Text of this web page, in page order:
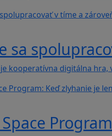
sa
kooperatívna digitálna hra,